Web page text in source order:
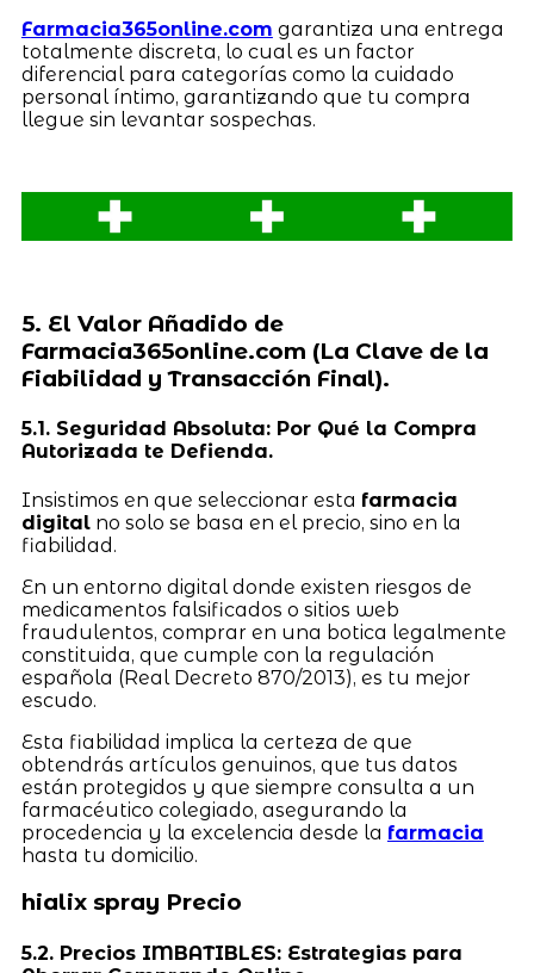
Farmacia365online.com garantiza una entrega
totalmente discreta, lo cual es un factor
diferencial para categorías como la cuidado
personal íntimo, garantizando que tu compra
llegue sin levantar sospechas.
5. El Valor Añadido de
Farmacia365online.com (La Clave de la
Fiabilidad y Transacción Final).
5.1. Seguridad Absoluta: Por Qué la Compra
Autorizada te Defienda.
Insistimos en que seleccionar esta farmacia
digitalno solo se basa en el precio, sino en la
fiabilidad.
En un entorno digital donde existen riesgos de
medicamentos falsificados o sitios web
fraudulentos, comprar en una botica legalmente
constituida, que cumple con la regulación
española (Real Decreto 870/2013), es tu mejor
escudo.
Esta fiabilidad implica la certeza de que
obtendrás artículos genuinos, que tus datos
están protegidos y que siempre consulta a un
farmacéutico colegiado, asegurando la
procedencia y la excelencia desde la farmacia
hasta tu domicilio.
hialix spray Precio
5.2. Precios IMBATIBLES: Estrategias para